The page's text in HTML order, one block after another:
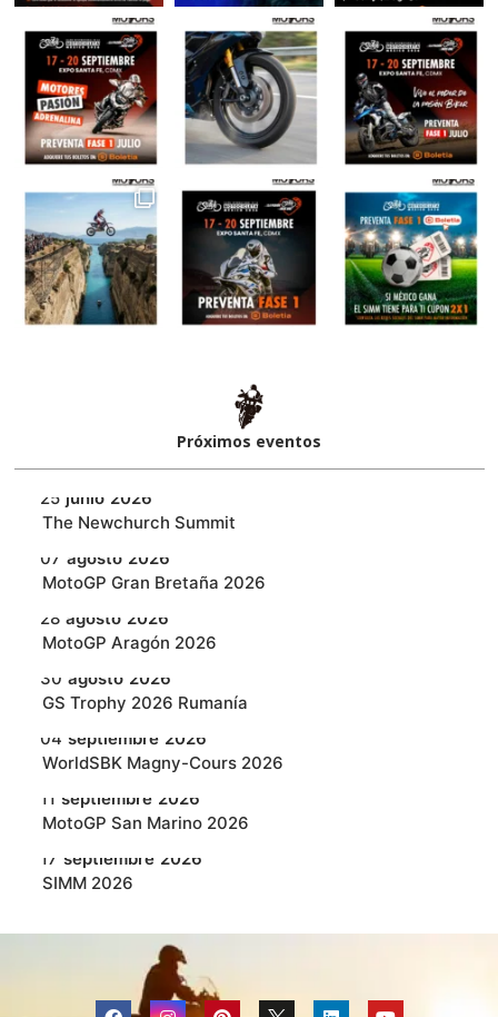
Próximos eventos​
25 junio 2026
‎The Newchurch Summit
07 agosto 2026
MotoGP Gran Bretaña 2026
28 agosto 2026
MotoGP Aragón 2026
30 agosto 2026
GS Trophy 2026 Rumanía
04 septiembre 2026
WorldSBK Magny-Cours 2026
11 septiembre 2026
MotoGP San Marino 2026
17 septiembre 2026
SIMM 2026
MotoGP Austria 2026
septiembre
2026
WorldSBK en Cremona 2026
F
I
P
L
Y